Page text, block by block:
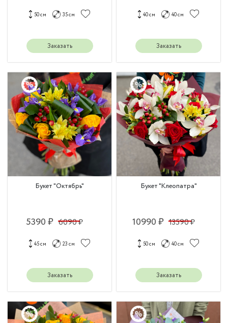
50 см 35 см
Заказать
40 см 40 см
Заказать
Букет "Октябрь"
5390 ₽ 6090 ₽
45 см 23 см
Заказать
Букет "Клеопатра"
10990 ₽ 13590 ₽
50 см 40 см
Заказать